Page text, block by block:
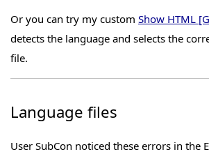
Or you can try my custom Show HTML
detects the language and selects the
file.
Language files
User SubCon noticed these errors in the